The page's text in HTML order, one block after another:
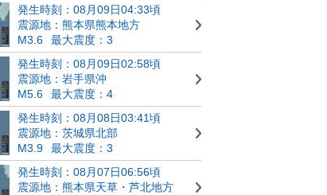
発生時刻：08月09日04:33頃
震源地：熊本県熊本地方
M3.6
最大震度：3
発生時刻：08月09日02:58頃
震源地：岩手県沖
M5.6
最大震度：4
発生時刻：08月08日03:41頃
震源地：茨城県北部
M3.9
最大震度：3
発生時刻：08月07日06:56頃
震源地：熊本県天草・芦北地方